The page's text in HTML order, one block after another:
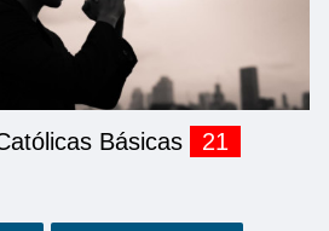
Básicas 21